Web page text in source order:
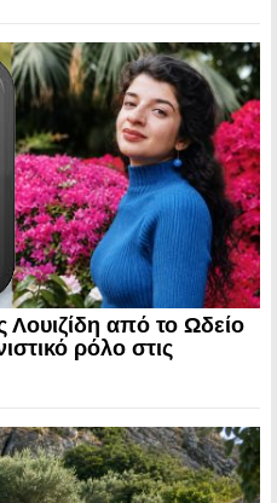
Λουιζίδη από το Ωδείο
ρόλο στις